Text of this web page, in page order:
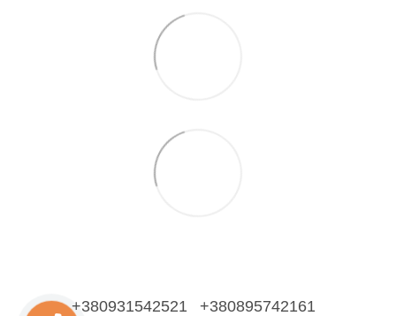
+380931542521 +380895742161